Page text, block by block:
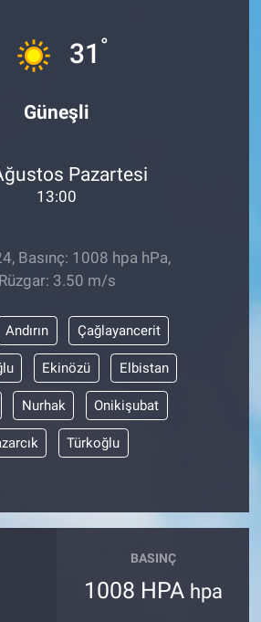
31 °
Güneşli
Pazartesi
13:00
Basınç: 1008 hpa hPa,
Rüzgar: 3.50 m/s
Andırın Çağlayancerit
Ekinözü Elbistan
Nurhak Onikişubat
Türkoğlu
BASINÇ
1008 HPA hpa